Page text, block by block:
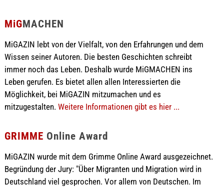
MiGMACHEN
MiGAZIN lebt von der Vielfalt, von den Erfahrungen und dem
Wissen seiner Autoren. Die besten Geschichten schreibt
immer noch das Leben. Deshalb wurde MiGMACHEN ins
Leben gerufen. Es bietet allen allen Interessierten die
Möglichkeit, bei MiGAZIN mitzumachen und es
mitzugestalten. Weitere Informationen gibt es hier ...
GRIMME Online Award
MiGAZIN wurde mit dem Grimme Online Award ausgezeichnet.
Begründung der Jury: "Über Migranten und Migration wird in
Deutschland viel gesprochen. Vor allem von Deutschen. Im